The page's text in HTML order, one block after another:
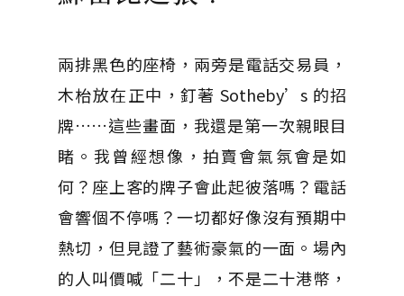
兩排黑色的座椅，兩旁是電話交易員，
木枱放在正中，釘著 Sotheby’s 的招
牌……這些畫面，我還是第一次親眼目
睹。我曾經想像，拍賣會氣氛會是如
何？座上客的牌子會此起彼落嗎？電話
會響個不停嗎？一切都好像沒有預期中
熱切，但見證了藝術豪氣的一面。場內
的人叫價喊「二十」，不是二十港幣，